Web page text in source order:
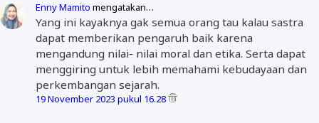
Enny Mamito mengatakan…
Yang ini kayaknya gak semua orang tau kalau sastra
dapat memberikan pengaruh baik karena
mengandung nilai- nilai moral dan etika. Serta dapat
menggiring untuk lebih memahami kebudayaan dan
perkembangan sejarah.
19 November 2023 pukul 16.28